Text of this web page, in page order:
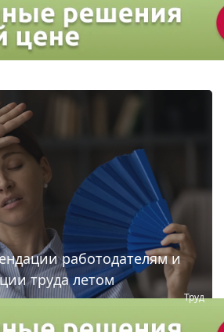
работодателям и
труда летом
Труд